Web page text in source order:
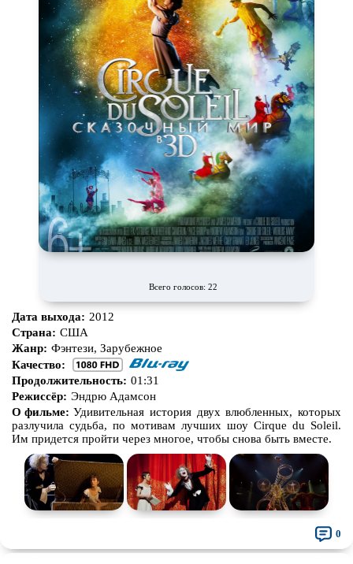
Всего голосов: 22
Дата выхода: 2012
Страна: США
Жанр: Фэнтези, Зарубежное
Качество:
Продолжительность: 01:31
Режиссёр: Эндрю Адамсон
О фильме: Удивительная история двух влюбленных, которых
разлучила судьба, по мотивам лучших шоу Cirque du Soleil.
Им придется пройти через многое, чтобы снова быть вместе.
0